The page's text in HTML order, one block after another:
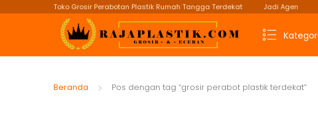
Toko Grosir Perabotan Plastik Rumah Tangga Terdekat Jadi Agen
Kategori
Beranda Pos dengan tag “grosir perabot plastik terdekat”